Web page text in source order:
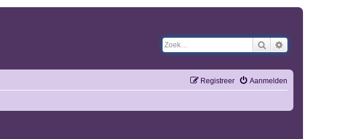
Zoek
Aanmelden
Registreer